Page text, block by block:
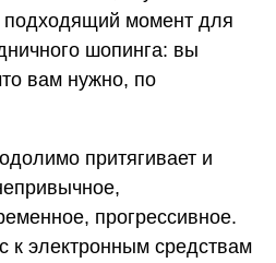
подходящий момент для
шопинга: вы
вам нужно, по
притягивает и
прогрессивное.
к электронным средствам